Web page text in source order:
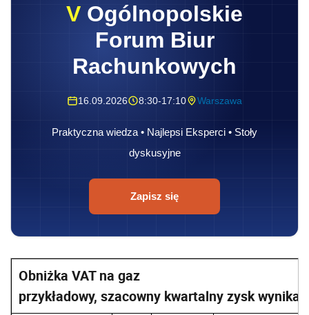
V Ogólnopolskie
Forum Biur
Rachunkowych
16.09.2026 8:30-17:10 Warszawa
Praktyczna wiedza • Najlepsi Eksperci • Stoły
dyskusyjne
Zapisz się
Obniżka VAT na gaz
przykładowy, szacowny kwartalny zysk